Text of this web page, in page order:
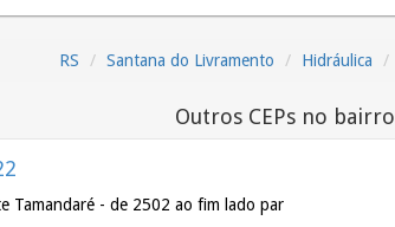
RS Santana do Livramento Hidráulica
Outros CEPs no bairro
Tamandaré - de 2502 ao fim lado par